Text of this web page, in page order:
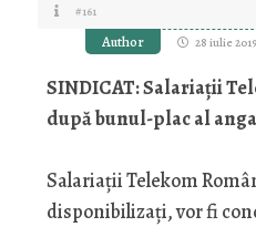
#161
Author 28 iulie 2019
SINDICAT: Salariaţii
după bunul-plac al
Salariaţii Telekom
disponibilizaţi, vor fi